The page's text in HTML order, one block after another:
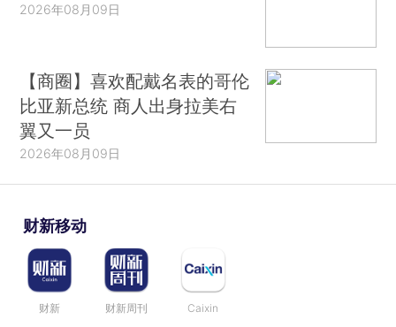
2026年08月09日
【商圈】喜欢配戴名表的哥伦
比亚新总统 商人出身拉美右
翼又一员
2026年08月09日
财新移动
财新 财新周刊 Caixin